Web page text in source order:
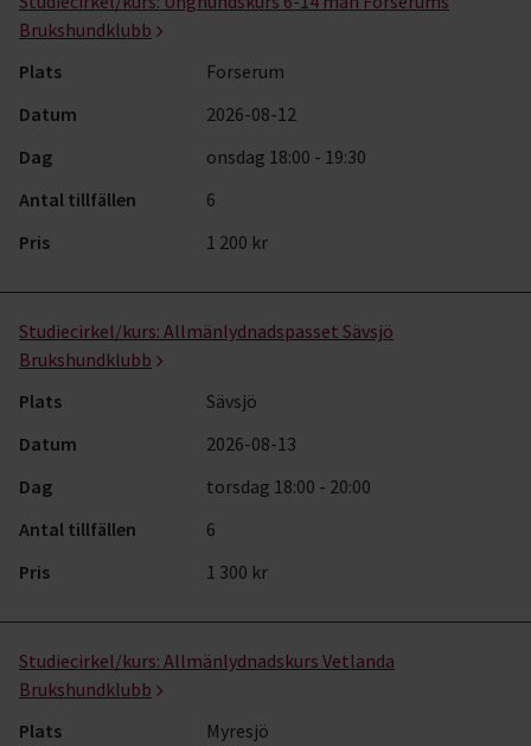
Brukshundklubb
Plats
Forserum
Datum
2026-08-12
Dag
onsdag 18:00 - 19:30
Antal tillfällen
6
Pris
1 200 kr
Studiecirkel/kurs: Allmänlydnadspasset Sävsjö
Brukshundklubb
Plats
Sävsjö
Datum
2026-08-13
Dag
torsdag 18:00 - 20:00
Antal tillfällen
6
Pris
1 300 kr
Studiecirkel/kurs: Allmänlydnadskurs Vetlanda
Brukshundklubb
Plats
Myresjö